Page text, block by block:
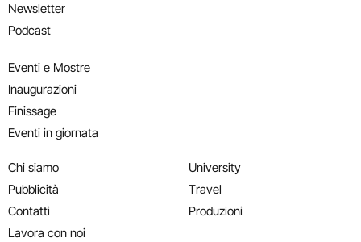
Newsletter
Podcast
Eventi e Mostre
Inaugurazioni
Finissage
Eventi in giornata
Chi siamo
Pubblicità
Contatti
Lavora con noi
University
Travel
Produzioni